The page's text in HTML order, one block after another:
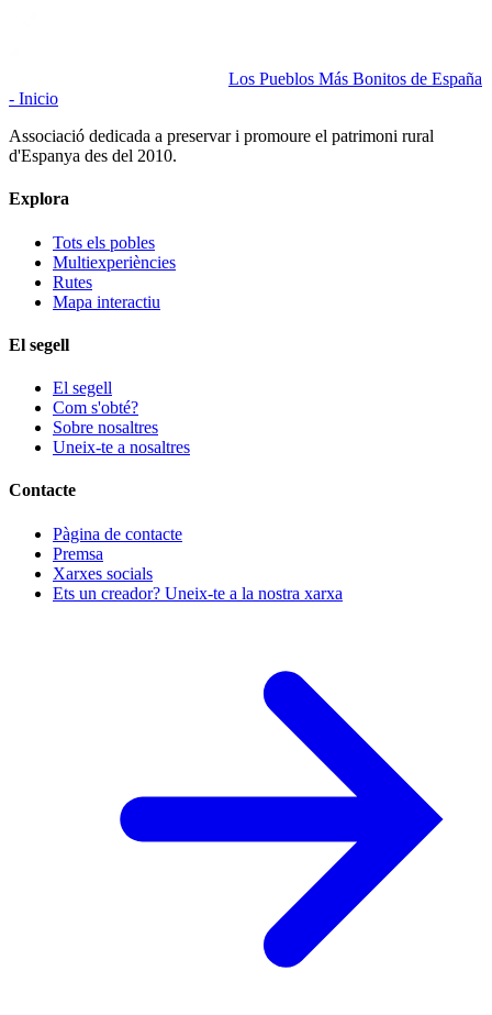
Los Pueblos Más Bonitos de España
- Inicio
Associació dedicada a preservar i promoure el patrimoni rural
d'Espanya des del 2010.
Explora
Tots els pobles
Multiexperiències
Rutes
Mapa interactiu
El segell
El segell
Com s'obté?
Sobre nosaltres
Uneix-te a nosaltres
Contacte
Pàgina de contacte
Premsa
Xarxes socials
Ets un creador? Uneix-te a la nostra xarxa